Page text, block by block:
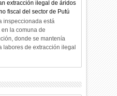
extracción ilegal de áridos
fiscal del sector de Putú
inspeccionada está
la comuna de
donde se mantenía
labores de extracción ilegal